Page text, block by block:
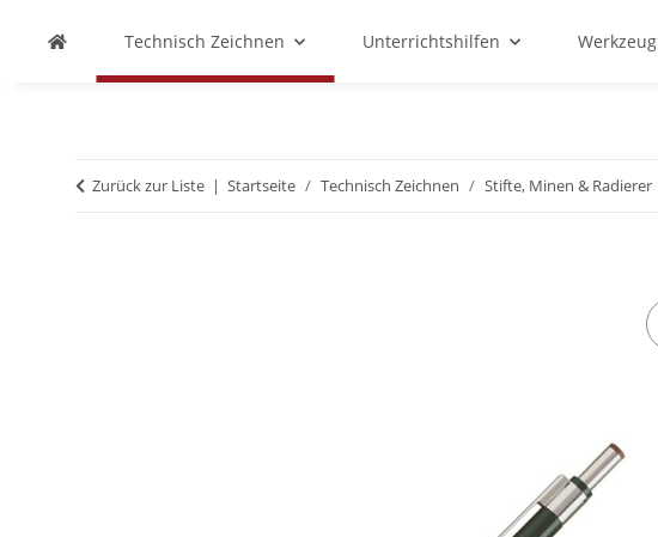
Technisch Zeichnen Unterrichtshilfen Werkzeug
Zurück zur Liste Startseite Technisch Zeichnen Stifte, Minen & Radierer